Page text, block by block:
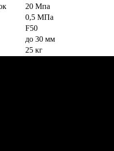
20 Мпа
0,5 МПа
F50
до 30 мм
25 кг